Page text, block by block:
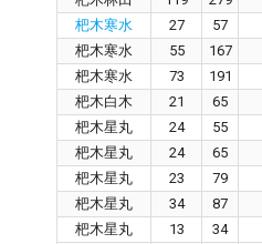
杷木寒水
27 57
杷木寒水
55 167
杷木寒水
73 191
杷木白木
21 65
杷木星丸
24 55
杷木星丸
24 65
杷木星丸
23 79
杷木星丸
34 87
杷木星丸
13 34